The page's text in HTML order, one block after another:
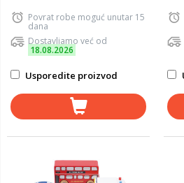
Povrat robe moguć unutar 15
dana
Dostavljamo već od
18.08.2026
Usporedite proizvod